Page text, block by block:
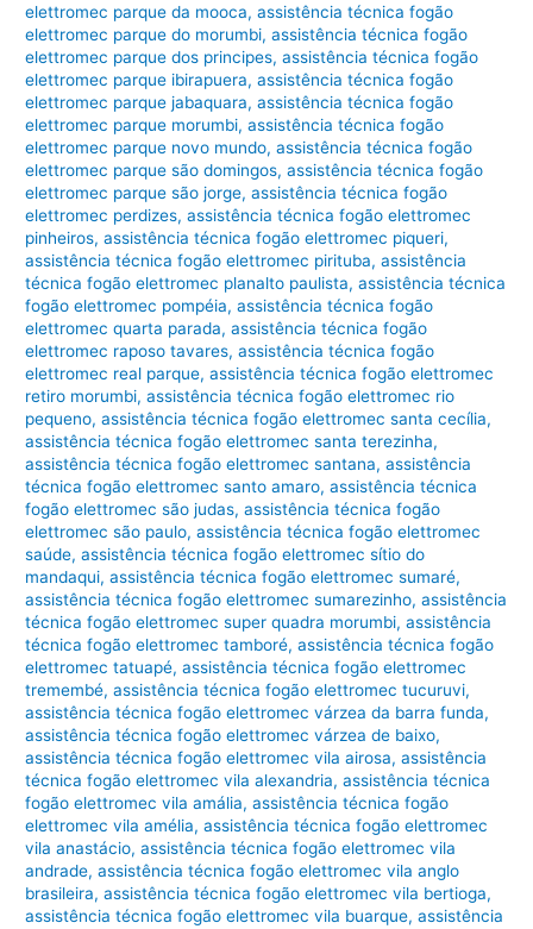
elettromec parque da mooca,assistência técnica fogão
elettromec parque do morumbi,assistência técnica fogão
elettromec parque dos principes,assistência técnica fogão
elettromec parque ibirapuera,assistência técnica fogão
elettromec parque jabaquara,assistência técnica fogão
elettromec parque morumbi,assistência técnica fogão
elettromec parque novo mundo,assistência técnica fogão
elettromec parque são domingos,assistência técnica fogão
elettromec parque são jorge,assistência técnica fogão
elettromec perdizes,assistência técnica fogão elettromec
pinheiros,assistência técnica fogão elettromec piqueri,
assistência técnica fogão elettromec pirituba,assistência
técnica fogão elettromec planalto paulista,assistência técnica
fogão elettromec pompéia,assistência técnica fogão
elettromec quarta parada,assistência técnica fogão
elettromec raposo tavares,assistência técnica fogão
elettromec real parque,assistência técnica fogão elettromec
retiro morumbi,assistência técnica fogão elettromec rio
pequeno,assistência técnica fogão elettromec santa cecília,
assistência técnica fogão elettromec santa terezinha,
assistência técnica fogão elettromec santana,assistência
técnica fogão elettromec santo amaro,assistência técnica
fogão elettromec são judas,assistência técnica fogão
elettromec são paulo,assistência técnica fogão elettromec
saúde,assistência técnica fogão elettromec sítio do
mandaqui,assistência técnica fogão elettromec sumaré,
assistência técnica fogão elettromec sumarezinho,assistência
técnica fogão elettromec super quadra morumbi,assistência
técnica fogão elettromec tamboré,assistência técnica fogão
elettromec tatuapé,assistência técnica fogão elettromec
tremembé,assistência técnica fogão elettromec tucuruvi,
assistência técnica fogão elettromec várzea da barra funda,
assistência técnica fogão elettromec várzea de baixo,
assistência técnica fogão elettromec vila airosa,assistência
técnica fogão elettromec vila alexandria,assistência técnica
fogão elettromec vila amália,assistência técnica fogão
elettromec vila amélia,assistência técnica fogão elettromec
vila anastácio,assistência técnica fogão elettromec vila
andrade,assistência técnica fogão elettromec vila anglo
brasileira,assistência técnica fogão elettromec vila bertioga,
assistência técnica fogão elettromec vila buarque,assistência